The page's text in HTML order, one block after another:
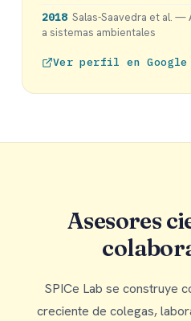
2018 Salas-Saavedra et al. —
a sistemas ambientales
Ver perfil en Google
Asesores
SPICe Lab se construye
creciente de colegas,